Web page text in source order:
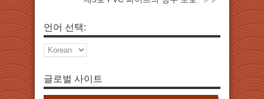
언어 선택:
글로벌 사이트